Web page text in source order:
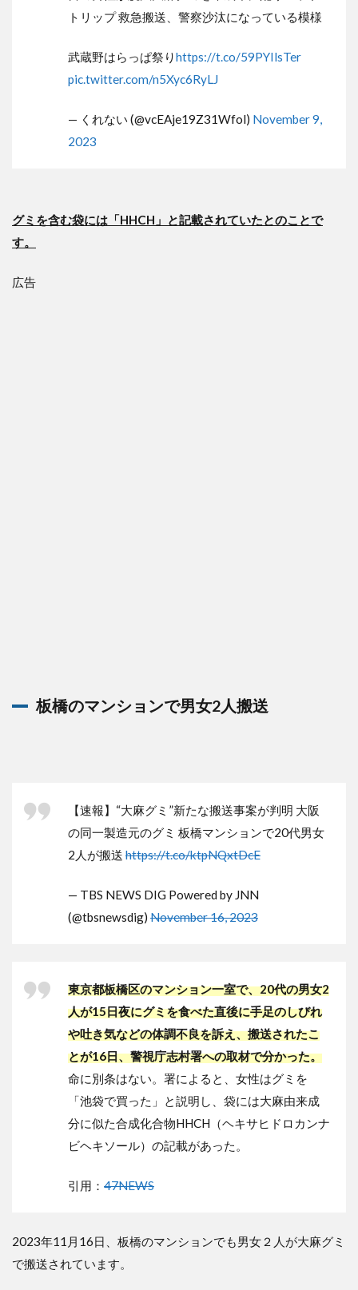
トリップ 救急搬送、警察沙汰になっている模様
武蔵野はらっぱ祭りhttps://t.co/59PYIlsTer
pic.twitter.com/n5Xyc6RyLJ
— くれない (@vcEAje19Z31Wfol) November 9,
2023
グミを含む袋には「HHCH」と記載されていたとのことで
す。
広告
板橋のマンションで男女2人搬送
【速報】“大麻グミ”新たな搬送事案が判明 大阪
の同一製造元のグミ 板橋マンションで20代男女
2人が搬送 https://t.co/ktpNQxtDcE
— TBS NEWS DIG Powered by JNN
(@tbsnewsdig) November 16, 2023
東京都板橋区のマンション一室で、20代の男女2
人が15日夜にグミを食べた直後に手足のしびれ
や吐き気などの体調不良を訴え、搬送されたこ
とが16日、警視庁志村署への取材で分かった。
命に別条はない。署によると、女性はグミを
「池袋で買った」と説明し、袋には大麻由来成
分に似た合成化合物HHCH（ヘキサヒドロカンナ
ビヘキソール）の記載があった。
引用： 47NEWS
2023年11月16日、板橋のマンションでも男女２人が大麻グミ
で搬送されています。